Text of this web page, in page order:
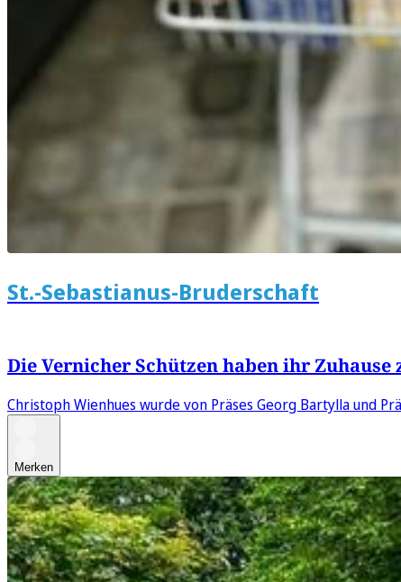
St.-Sebastianus-Bruderschaft
Die Vernicher Schützen haben ihr Zuhause
Christoph Wienhues wurde von Präses Georg Bartylla und
Merken